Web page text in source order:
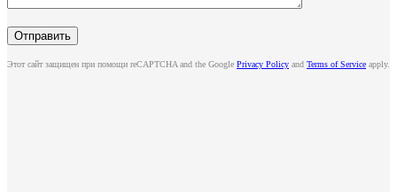
Этот сайт защищен при помощи reCAPTCHA and the Google Privacy Policy and Terms of Service apply.